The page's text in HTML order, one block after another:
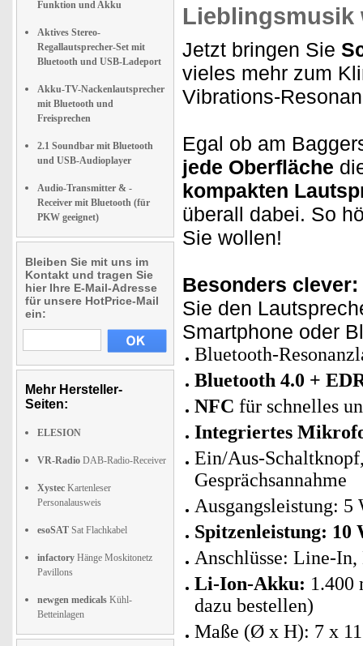
Funktion und Akku
Aktives Stereo-
Regallautsprecher-Set mit
Bluetooth und USB-Ladeport
Akku-TV-Nackenlautsprecher
mit Bluetooth und
Freisprechen
2.1 Soundbar mit Bluetooth
und USB-Audioplayer
Audio-Transmitter & -
Receiver mit Bluetooth (für
PKW geeignet)
Bleiben Sie mit uns im
Kontakt und tragen Sie
hier Ihre E-Mail-Adresse
für unsere HotPrice-Mail
ein:
Mehr Hersteller-
Seiten:
ELESION
VR-Radio DAB-Radio-Receiver
Xystec Kartenleser
Personalausweis
esoSAT Sat Flachkabel
infactory Hänge Moskitonetz
Pavillons
newgen medicals Kühl-
Betteinlagen
Lieblingsmusik
Jetzt bringen Sie
vieles mehr zum
Vibrations-
Egal ob am
jede Oberfläche
kompakten
überall dabei. So
Sie wollen!
Besonders clever:
Sie den
Smartphone oder
Bluetooth-
Bluetooth 4.0 +
NFC für schnelles
Integriertes
Ein/Aus-
Gesprächsannahme
Ausgangsleistung: 5
Spitzenleistung: 10
Anschlüsse: Line-
Li-Ion-Akku: 1.400
dazu bestellen)
Maße (Ø x H): 7 x